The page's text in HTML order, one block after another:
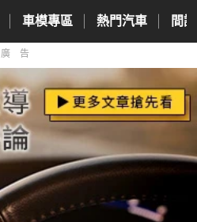
車模專區 熱門汽車 間
廣告